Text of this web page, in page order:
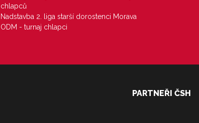
chlapců
Nadstavba 2. liga starší dorostenci Morava
ODM - turnaj chlapci
PARTNEŘI ČSH